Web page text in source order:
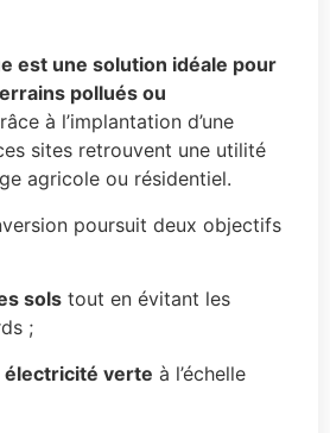
est une solution idéale pour
pollués ou
à l’implantation d’une
sites retrouvent une utilité
agricole ou résidentiel.
poursuit deux objectifs
sols tout en évitant les
;
électricité verte à l’échelle